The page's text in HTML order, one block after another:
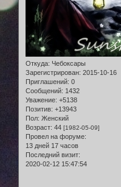
Откуда: Чебоксары
Зарегистрирован: 2015-10-16
Приглашений: 0
Сообщений: 1432
Уважение: +5138
Позитив: +13943
Пол: Женский
Возраст: 44 [1982-05-09]
Провел на форуме:
13 дней 17 часов
Последний визит:
2020-02-12 15:47:54